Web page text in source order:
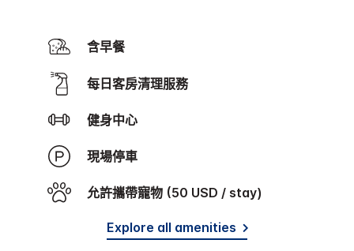
含早餐
每日客房清理服務
健身中心
現場停車
允許攜帶寵物 (50 USD / stay)
Explore all amenities